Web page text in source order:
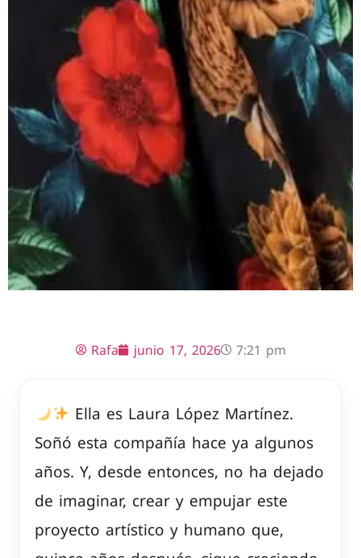
Rafa junio 17, 2026 7:21 pm
Ella es Laura López Martínez.
Soñó esta compañía hace ya algunos
años. Y, desde entonces, no ha dejado
de imaginar, crear y empujar este
proyecto artístico y humano que,